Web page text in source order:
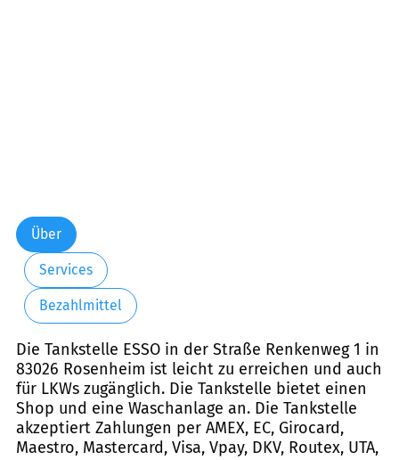
Über
Services
Bezahlmittel
Die Tankstelle ESSO in der Straße Renkenweg 1 in
83026 Rosenheim ist leicht zu erreichen und auch
für LKWs zugänglich. Die Tankstelle bietet einen
Shop und eine Waschanlage an. Die Tankstelle
akzeptiert Zahlungen per AMEX, EC, Girocard,
Maestro, Mastercard, Visa, Vpay, DKV, Routex, UTA,